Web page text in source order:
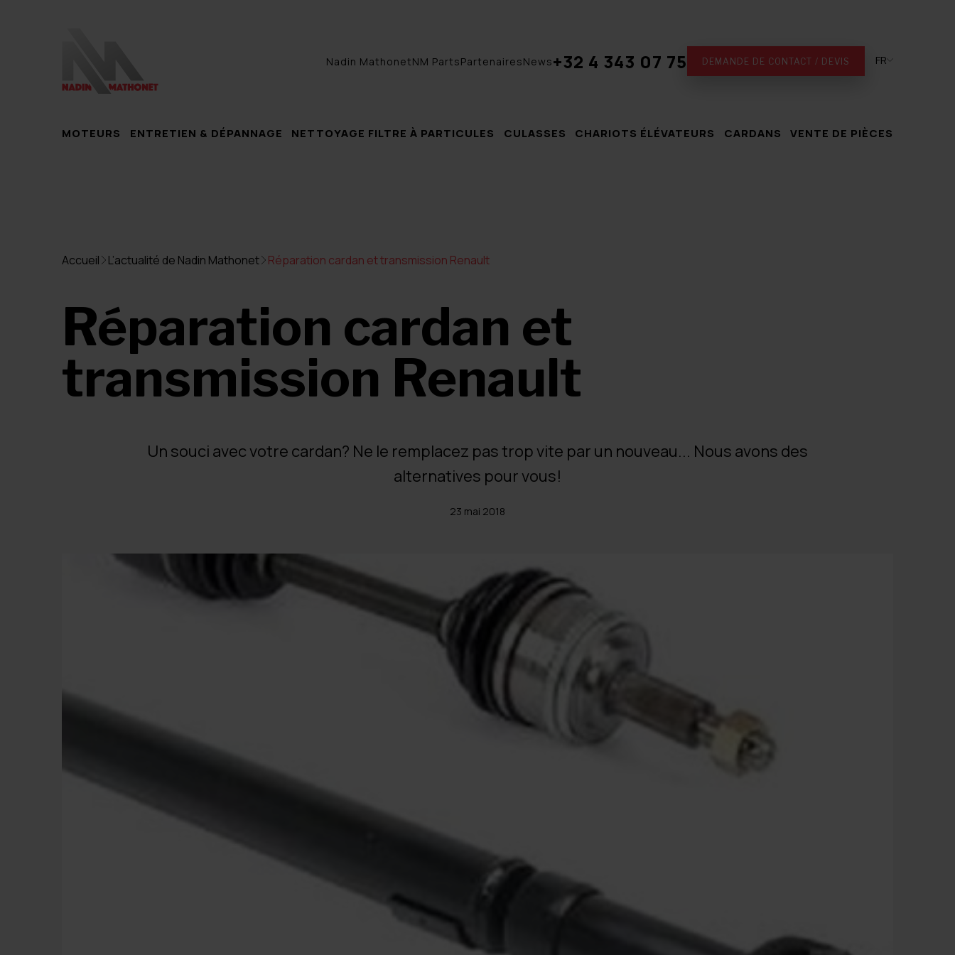
Nadin MathonetNM PartsPartenairesNews+32 4 343 07 75 DEMANDE DE CONTACT / DEVIS FR
MOTEURS ENTRETIEN & DÉPANNAGE NETTOYAGE FILTRE À PARTICULES CULASSES CHARIOTS ÉLÉVATEURS CARDANS VENTE DE PIÈCES
Accueil L’actualité de Nadin Mathonet Réparation cardan et transmission Renault
Réparation cardan et
transmission Renault
Un souci avec votre cardan? Ne le remplacez pas trop vite par un nouveau... Nous avons des
alternatives pour vous!
23 mai 2018